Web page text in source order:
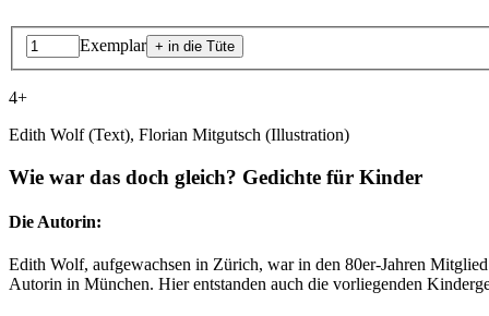
Exemplar
4+
Edith Wolf (Text), Florian Mitgutsch (Illustration)
Wie war das doch gleich? Gedichte für Kinder
Die Autorin:
Edith Wolf, aufgewachsen in Zürich, war in den 80er-Jahren
Autorin in München. Hier entstanden auch die vorliegenden